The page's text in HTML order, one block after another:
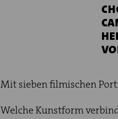
Mit sieben filmischen
Welche Kunstform